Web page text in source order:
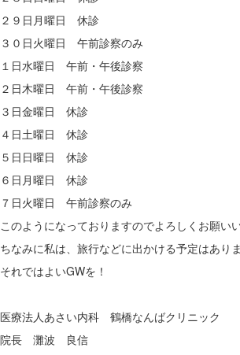
２９日月曜日 休診
３０日火曜日 午前診察のみ
１日水曜日 午前・午後診察
２日木曜日 午前・午後診察
３日金曜日 休診
４日土曜日 休診
５日日曜日 休診
６日月曜日 休診
７日火曜日 午前診察のみ
このようになっておりますのでよろしくお願い
ちなみに私は、旅行などに出かける予定はあり
それではよいGWを！
医療法人あさい内科 鶴橋なんばクリニック
院長 灘波 良信